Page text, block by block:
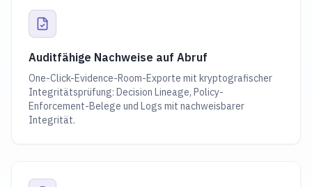
Auditfähige Nachweise auf Abruf
One-Click-Evidence-Room-Exporte mit kryptografischer
Integritätsprüfung: Decision Lineage, Policy-
Enforcement-Belege und Logs mit nachweisbarer
Integrität.